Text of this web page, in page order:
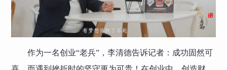
作为一名创业“老兵”，李清德告诉记者：成功固然可